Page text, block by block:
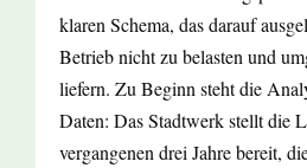
klaren Schema, das darauf
Betrieb nicht zu belasten und
liefern. Zu Beginn steht die
Daten: Das Stadtwerk stellt die
vergangenen drei Jahre bereit,